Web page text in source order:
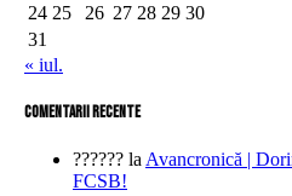
24 25 26 27 28 29 30
31
« iul.
comentarii recente
?????? la Avancronică |
FCSB!